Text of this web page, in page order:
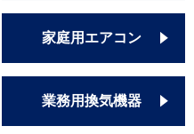
家庭用エアコン
業務用換気機器